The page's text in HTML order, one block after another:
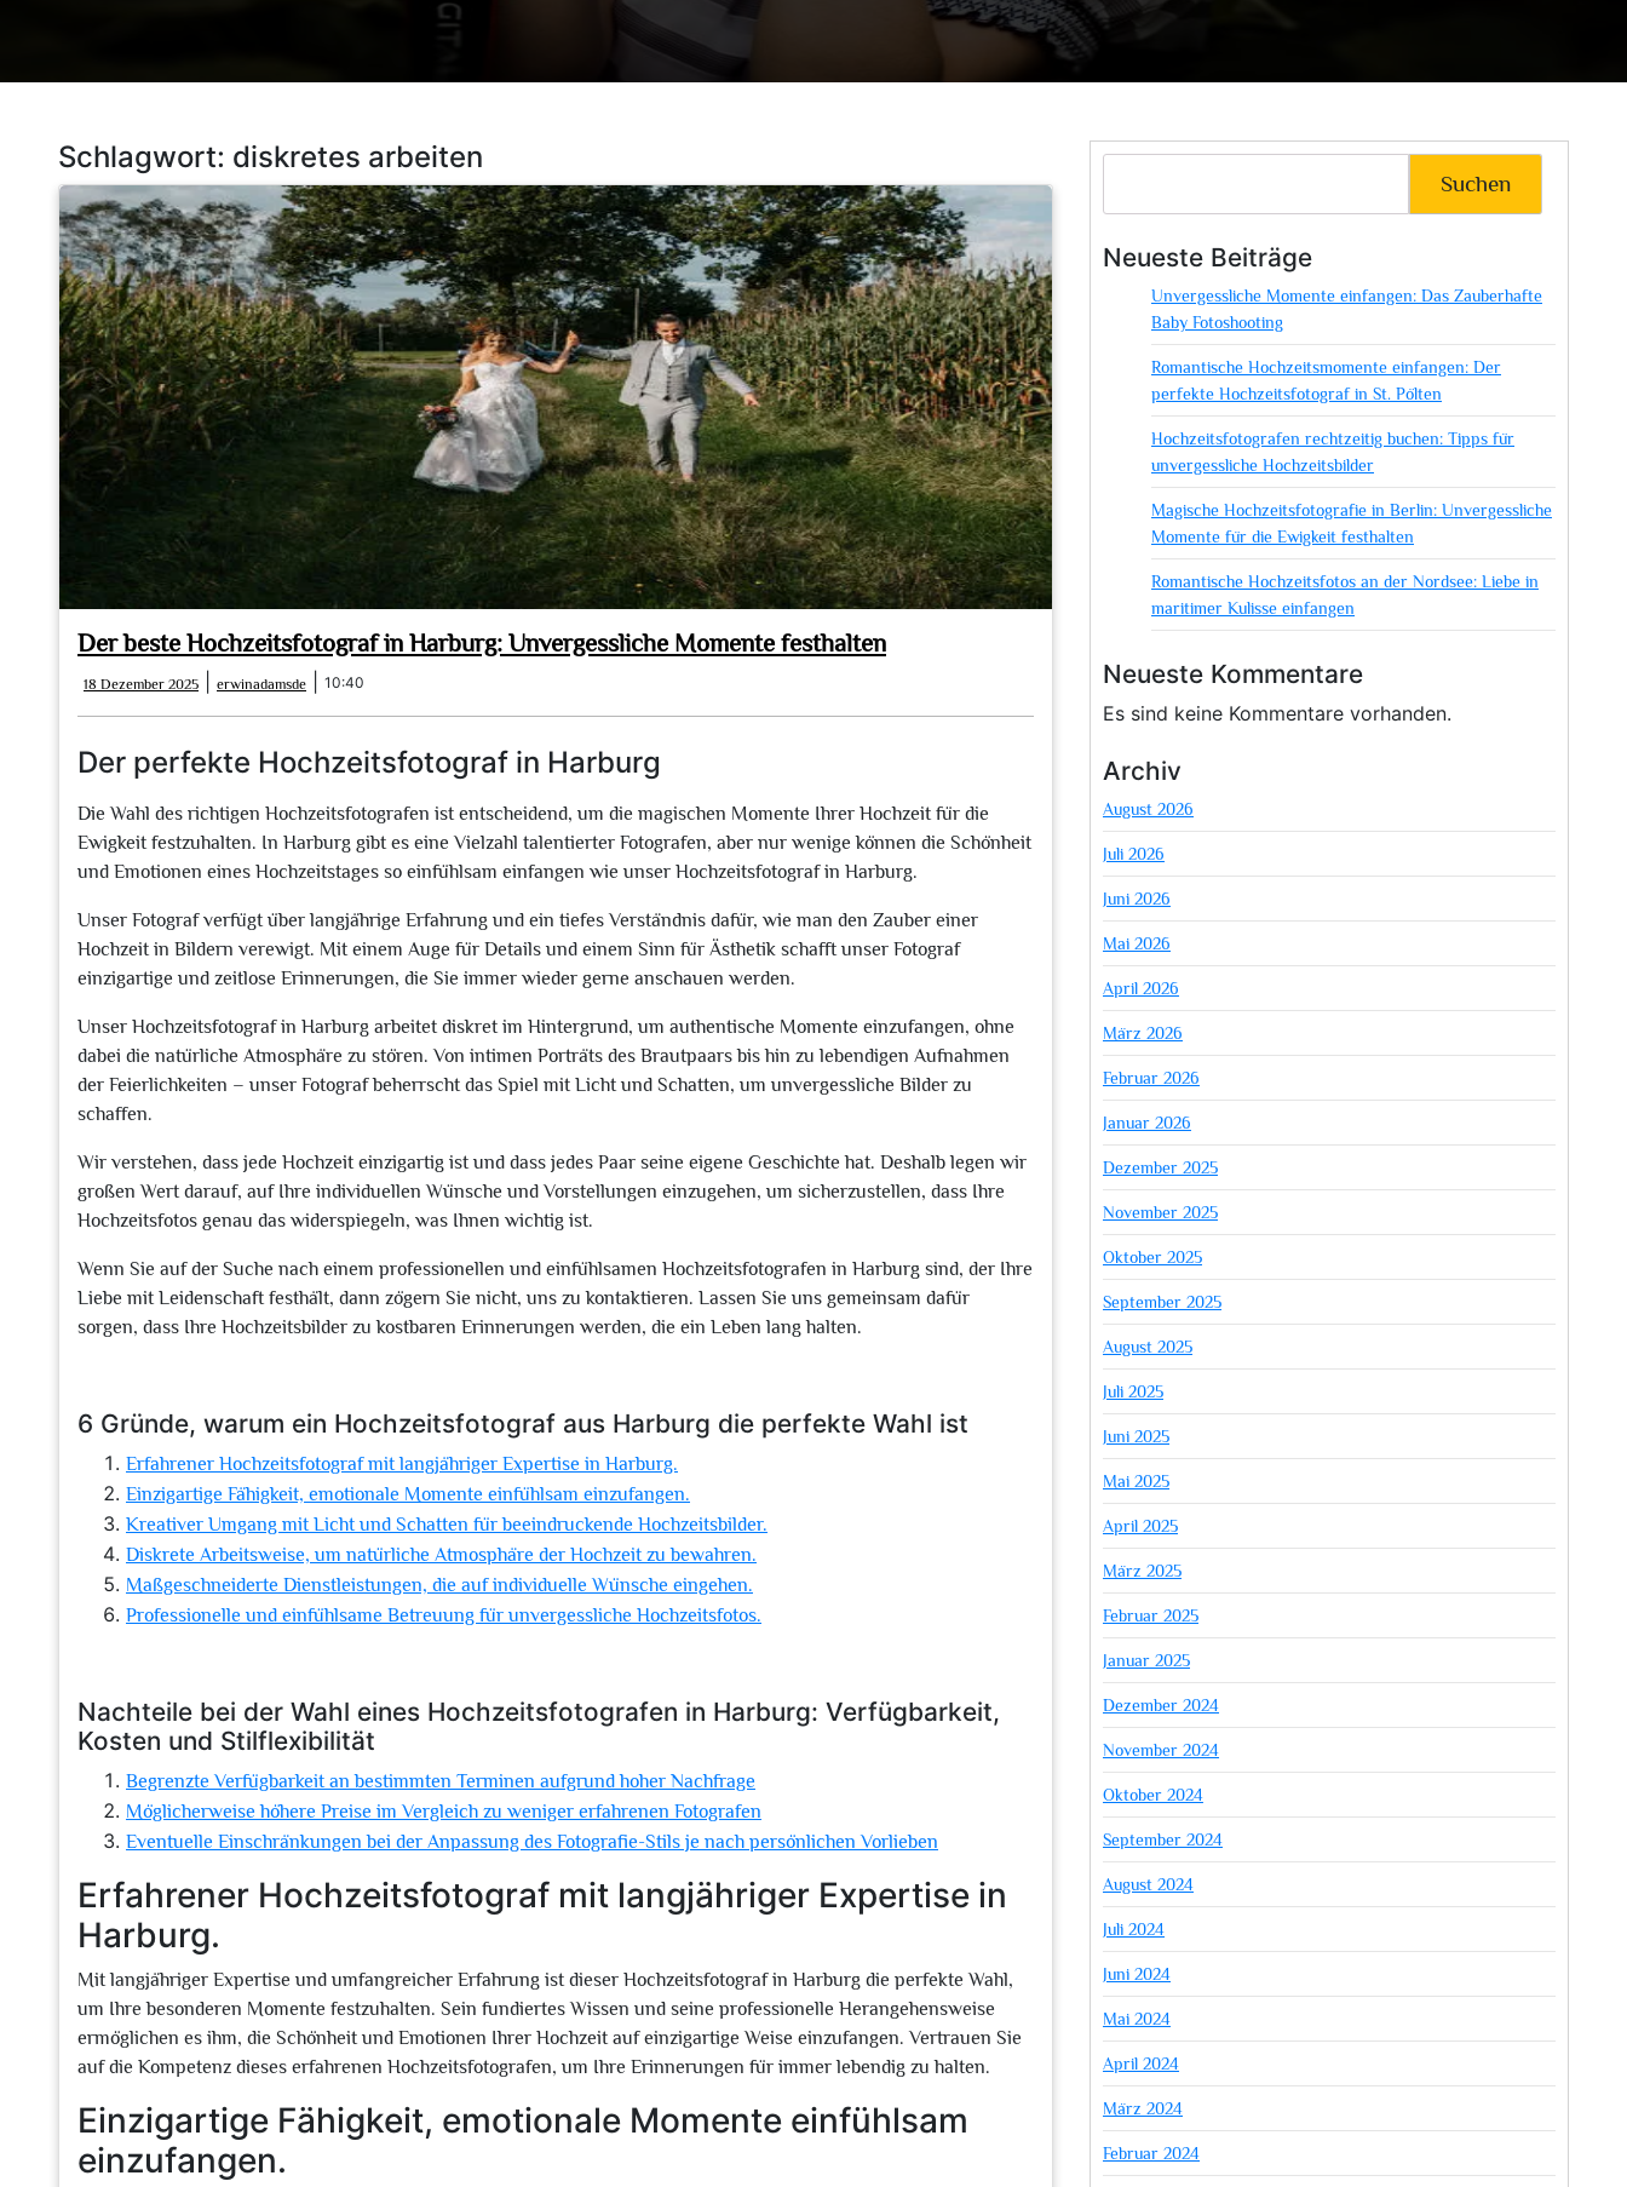
Schlagwort: diskretes arbeiten
Der beste Hochzeitsfotograf in Harburg: Unvergessliche Momente festhalten
18 Dezember 2025
Dezember
2025
erwinadamsde erwinadamsde
10:40
Der perfekte Hochzeitsfotograf in Harburg
Die Wahl des richtigen Hochzeitsfotografen ist entscheidend, um die magischen Momente Ihrer Hochzeit für die
Ewigkeit festzuhalten. In Harburg gibt es eine Vielzahl talentierter Fotografen, aber nur wenige können die Schönheit
und Emotionen eines Hochzeitstages so einfühlsam einfangen wie unser Hochzeitsfotograf in Harburg.
Unser Fotograf verfügt über langjährige Erfahrung und ein tiefes Verständnis dafür, wie man den Zauber einer
Hochzeit in Bildern verewigt. Mit einem Auge für Details und einem Sinn für Ästhetik schafft unser Fotograf
einzigartige und zeitlose Erinnerungen, die Sie immer wieder gerne anschauen werden.
Unser Hochzeitsfotograf in Harburg arbeitet diskret im Hintergrund, um authentische Momente einzufangen, ohne
dabei die natürliche Atmosphäre zu stören. Von intimen Porträts des Brautpaars bis hin zu lebendigen Aufnahmen
der Feierlichkeiten – unser Fotograf beherrscht das Spiel mit Licht und Schatten, um unvergessliche Bilder zu
schaffen.
Wir verstehen, dass jede Hochzeit einzigartig ist und dass jedes Paar seine eigene Geschichte hat. Deshalb legen wir
großen Wert darauf, auf Ihre individuellen Wünsche und Vorstellungen einzugehen, um sicherzustellen, dass Ihre
Hochzeitsfotos genau das widerspiegeln, was Ihnen wichtig ist.
Wenn Sie auf der Suche nach einem professionellen und einfühlsamen Hochzeitsfotografen in Harburg sind, der Ihre
Liebe mit Leidenschaft festhält, dann zögern Sie nicht, uns zu kontaktieren. Lassen Sie uns gemeinsam dafür
sorgen, dass Ihre Hochzeitsbilder zu kostbaren Erinnerungen werden, die ein Leben lang halten.
6 Gründe, warum ein Hochzeitsfotograf aus Harburg die perfekte Wahl ist
Erfahrener Hochzeitsfotograf mit langjähriger Expertise in Harburg.
Einzigartige Fähigkeit, emotionale Momente einfühlsam einzufangen.
Kreativer Umgang mit Licht und Schatten für beeindruckende Hochzeitsbilder.
Diskrete Arbeitsweise, um natürliche Atmosphäre der Hochzeit zu bewahren.
Maßgeschneiderte Dienstleistungen, die auf individuelle Wünsche eingehen.
Professionelle und einfühlsame Betreuung für unvergessliche Hochzeitsfotos.
Nachteile bei der Wahl eines Hochzeitsfotografen in Harburg: Verfügbarkeit,
Kosten und Stilflexibilität
Begrenzte Verfügbarkeit an bestimmten Terminen aufgrund hoher Nachfrage
Möglicherweise höhere Preise im Vergleich zu weniger erfahrenen Fotografen
Eventuelle Einschränkungen bei der Anpassung des Fotografie-Stils je nach persönlichen Vorlieben
Erfahrener Hochzeitsfotograf mit langjähriger Expertise in
Harburg.
Mit langjähriger Expertise und umfangreicher Erfahrung ist dieser Hochzeitsfotograf in Harburg die perfekte Wahl,
um Ihre besonderen Momente festzuhalten. Sein fundiertes Wissen und seine professionelle Herangehensweise
ermöglichen es ihm, die Schönheit und Emotionen Ihrer Hochzeit auf einzigartige Weise einzufangen. Vertrauen Sie
auf die Kompetenz dieses erfahrenen Hochzeitsfotografen, um Ihre Erinnerungen für immer lebendig zu halten.
Einzigartige Fähigkeit, emotionale Momente einfühlsam
einzufangen.
Suchen
Neueste Beiträge
Unvergessliche Momente einfangen: Das Zauberhafte
Baby Fotoshooting
Romantische Hochzeitsmomente einfangen: Der
perfekte Hochzeitsfotograf in St. Pölten
Hochzeitsfotografen rechtzeitig buchen: Tipps für
unvergessliche Hochzeitsbilder
Magische Hochzeitsfotografie in Berlin: Unvergessliche
Momente für die Ewigkeit festhalten
Romantische Hochzeitsfotos an der Nordsee: Liebe in
maritimer Kulisse einfangen
Neueste Kommentare
Es sind keine Kommentare vorhanden.
Archiv
August 2026
Juli 2026
Juni 2026
Mai 2026
April 2026
März 2026
Februar 2026
Januar 2026
Dezember 2025
November 2025
Oktober 2025
September 2025
August 2025
Juli 2025
Juni 2025
Mai 2025
April 2025
März 2025
Februar 2025
Januar 2025
Dezember 2024
November 2024
Oktober 2024
September 2024
August 2024
Juli 2024
Juni 2024
Mai 2024
April 2024
März 2024
Februar 2024